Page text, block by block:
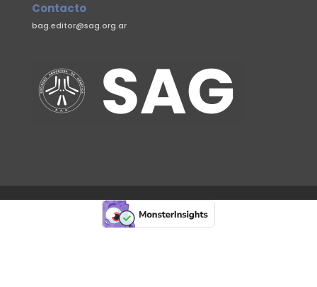
Contacto
bag.editor@sag.org.ar